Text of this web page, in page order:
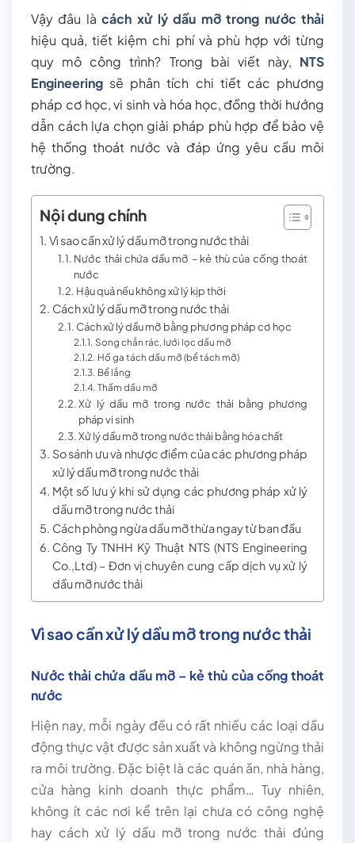
Vậy đâu làcách xử lý dầu mỡ trong nước thải
hiệu quả, tiết kiệm chi phí và phù hợp với từng
quy mô công trình? Trong bài viết này, NTS
Engineering sẽ phân tích chi tiết các phương
pháp cơ học, vi sinh và hóa học, đồng thời hướng
dẫn cách lựa chọn giải pháp phù hợp để bảo vệ
hệ thống thoát nước và đáp ứng yêu cầu môi
trường.
Nội dung chính
Vì sao cần xử lý dầu mỡ trong nước thải
Nước thải chứa dầu mỡ – kẻ thù của cống thoát
nước
Hậu quả nếu không xử lý kịp thời
Cách xử lý dầu mỡ trong nước thải
Cách xử lý dầu mỡ bằng phương pháp cơ học
Song chắn rác, lưới lọc dầu mỡ
Hố ga tách dầu mỡ (bể tách mỡ)
Bể lắng
Thấm dầu mỡ
Xử lý dầu mỡ trong nước thải bằng phương
pháp vi sinh
Xử lý dầu mỡ trong nước thải bằng hóa chất
So sánh ưu và nhược điểm của các phương pháp
xử lý dầu mỡ trong nước thải
Một số lưu ý khi sử dụng các phương pháp xử lý
dầu mỡ trong nước thải
Cách phòng ngừa dầu mỡ thừa ngay từ ban đầu
Công Ty TNHH Kỹ Thuật NTS (NTS Engineering
Co.,Ltd) – Đơn vị chuyên cung cấp dịch vụ xử lý
dầu mỡ nước thải
Vì sao cần xử lý dầu mỡ trong nước thải
Nước thải chứa dầu mỡ – kẻ thù của cống thoát
nước
Hiện nay, mỗi ngày đều có rất nhiều các loại dầu
động thực vật được sản xuất và không ngừng thải
ra môi trường. Đặc biệt là các quán ăn, nhà hàng,
cửa hàng kinh doanh thực phẩm… Tuy nhiên,
không ít các nơi kể trên lại chưa có công nghệ
hay cách xử lý dầu mỡ trong nước thải đúng